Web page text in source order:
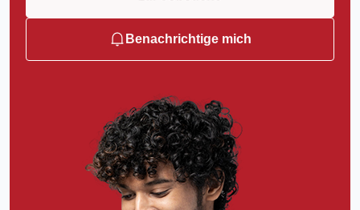
Benachrichtige mich